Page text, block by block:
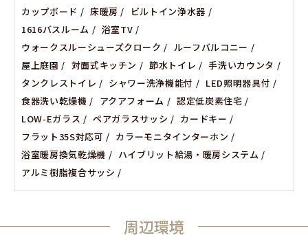
カップボード 床暖房
ビルトイン浄水器
1616バスルーム
浴室TV
ウォークスルーシューズクローク
ルーフバルコニー
屋上庭園
対面式キッチン 節水トイレ
手洗いカウンタ
タンクレストイレ
シャワー洗浄機能付
LED照明器具付
食器洗い乾燥機
アクアフォーム
認定低炭素住宅
LOW-Eガラス
ペアガラスサッシ
カードキー
フラット35S対応可
カラーモニタインターホン
浴室暖房換気乾燥機
ハイブリット給湯・暖房システム
アルミ樹脂複合サッシ
周辺環境